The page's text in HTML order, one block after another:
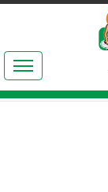
இலக்கியங்கள்
தமிழ் உலகம்